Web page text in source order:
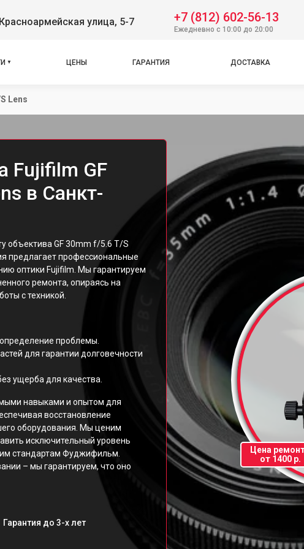
улица, 5-7 +7 (812) 602-56-13
Ежедневно с 10:00 до 20:00
ЦЕНЫ ГАРАНТИЯ ДОСТАВКА
Lens
Fujifilm GF
в Санкт-
объектива GF 30mm f/5.6 T/S
предлагает профессиональные
оптики Fujifilm. Мы гарантируем
ремонта, опираясь на
с техникой.
проблемы.
для гарантии долговечности
ущерба для качества.
навыками и опытом для
восстановление
оборудования. Мы ценим
исключительный уровень
стандартам Фуджифильм.
– мы гарантируем, что оно
Гарантия до 3-х лет
Цена
от 1400 р.